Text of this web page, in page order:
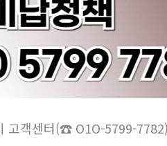
고객센터(☎ O1O-5799-